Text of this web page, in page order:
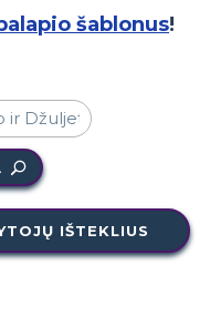
šablonus!
IŠTEKLIUS